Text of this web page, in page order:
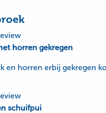
horren gekregen
en horren erbij gekregen
schuifpui